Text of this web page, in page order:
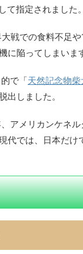
指定されました。
戦での食料不足
に陥ってしまいま
で「天然記念物
出しました。
アメリカンケネル
代では、日本だけ